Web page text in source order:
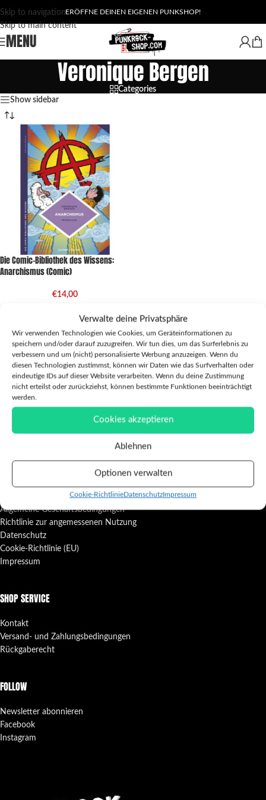
Verwalte deine Privatsphäre
Wir verwenden Technologien wie Cookies, um Geräteinformationen zu
speichern und/oder darauf zuzugreifen. Wir tun dies, um das Surferlebnis zu
verbessern und um (nicht) personalisierte Werbung anzuzeigen. Wenn du
diesen Technologien zustimmst, können wir Daten wie das Surfverhalten oder
eindeutige IDs auf dieser Website verarbeiten. Wenn du deine Zustimmung
nicht erteilst oder zurückziehst, können bestimmte Funktionen beeinträchtigt
werden.
Cookies akzeptieren
Ablehnen
Optionen verwalten
Cookie-RichtlinieDatenschutzImpressum
Skip to navigation
Skip to main content
ERÖFFNE DEINEN EIGENEN PUNKSHOP!
MENU
Veronique Bergen
Categories
Show sidebar
Die Comic-Bibliothek des Wissens:
Anarchismus (Comic)
€14,00
INFORMATIONEN
Allgemeine Geschäftsbedingungen
Richtlinie zur angemessenen Nutzung
Datenschutz
Cookie-Richtlinie (EU)
Impressum
SHOP SERVICE
Kontakt
Versand- und Zahlungsbedingungen
Rückgaberecht
FOLLOW
Newsletter abonnieren
Facebook
Instagram